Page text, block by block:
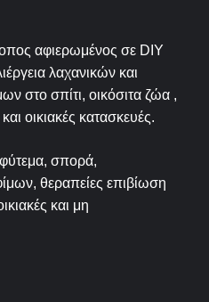
αφιερωμένος σε DIY
λαχανικών και
στο σπίτι, οικόσιτα ζώα ,
οικιακές κατασκευές.
σπορά,
θεραπείες επιβίωση
και μη